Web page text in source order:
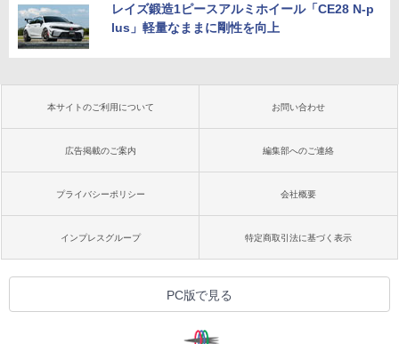
レイズ鍛造1ピースアルミホイール「CE28 N-p
lus」軽量なままに剛性を向上
本サイトのご利用について お問い合わせ
広告掲載のご案内 編集部へのご連絡
プライバシーポリシー 会社概要
インプレスグループ 特定商取引法に基づく表示
PC版で見る